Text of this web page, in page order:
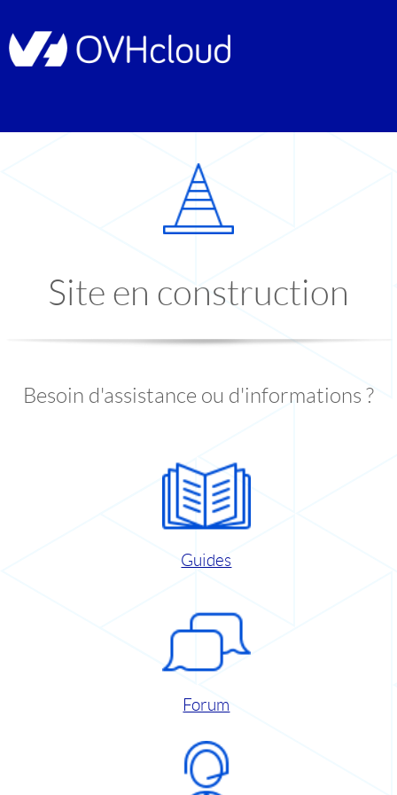
Site en construction
Besoin d'assistance ou d'informations ?
Guides
Forum